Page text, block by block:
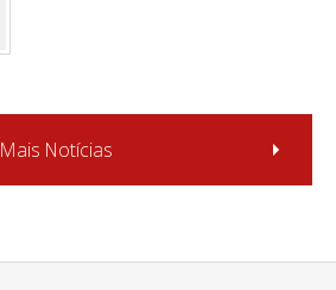
Mais Notícias